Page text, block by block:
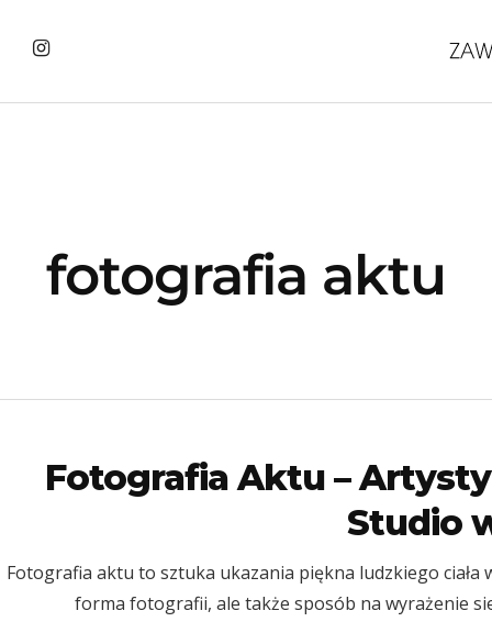
fotografia aktu
Fotografia Aktu –
Studio
Fotografia aktu to sztuka ukazania piękna ludzkiego
forma fotografii, ale także sposób na wyrażenie